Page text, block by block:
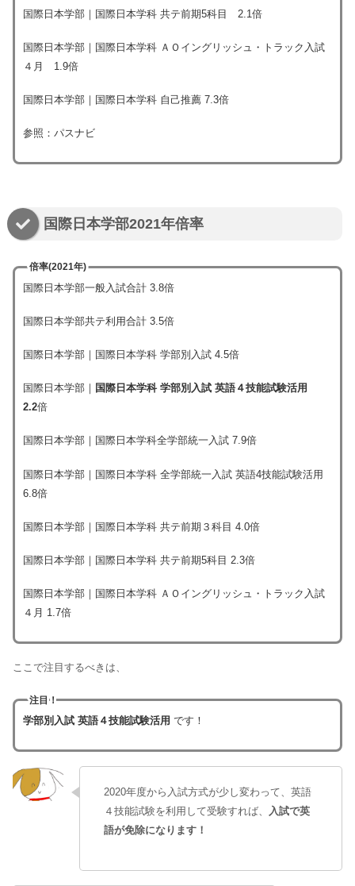
国際日本学部｜国際日本学科 共テ前期5科目 2.1倍
国際日本学部｜国際日本学科 ＡＯイングリッシュ・トラック入試
４月 1.9倍
国際日本学部｜国際日本学科 自己推薦 7.3倍
参照：パスナビ
国際日本学部2021年倍率
倍率(2021年)
国際日本学部一般入試合計 3.8倍
国際日本学部共テ利用合計 3.5倍
国際日本学部｜国際日本学科 学部別入試 4.5倍
国際日本学部｜ 国際日本学科 学部別入試 英語４技能試験活用
2.2倍
国際日本学部｜国際日本学科全学部統一入試 7.9倍
国際日本学部｜国際日本学科 全学部統一入試 英語4技能試験活用
6.8倍
国際日本学部｜国際日本学科 共テ前期３科目 4.0倍
国際日本学部｜国際日本学科 共テ前期5科目 2.3倍
国際日本学部｜国際日本学科 ＡＯイングリッシュ・トラック入試
４月 1.7倍
ここで注目するべきは、
注目！
学部別入試 英語４技能試験活用 です！
2020年度から入試方式が少し変わって、英語
４技能試験を利用して受験すれば、
入試で英
語が免除になります！